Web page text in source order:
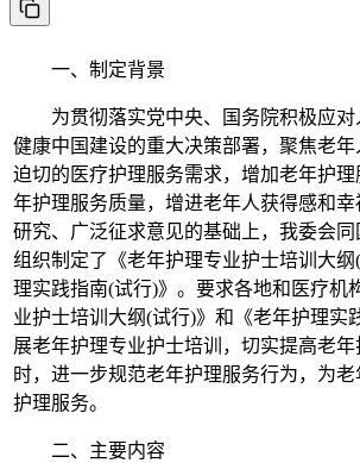
一、制定背景
为贯彻落实党中央、国务院积极应
健康中国建设的重大决策部署，聚焦老
迫切的医疗护理服务需求，增加老年护
年护理服务质量，增进老年人获得感和
研究、广泛征求意见的基础上，我委会
组织制定了《老年护理专业护士培训大
理实践指南(试行)》。要求各地和医疗机
业护士培训大纲(试行)》和《老年护理实
展老年护理专业护士培训，切实提高老年
时，进一步规范老年护理服务行为，为
护理服务。
二、主要内容